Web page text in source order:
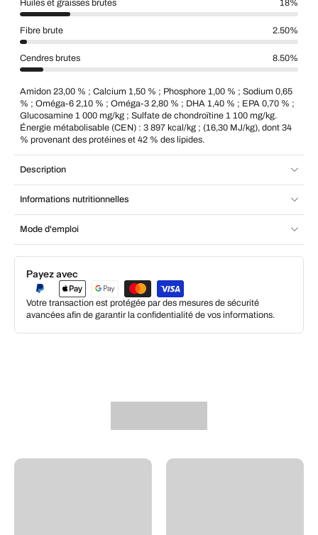
Huiles et graisses brutes 18%
Fibre brute 2.50%
Cendres brutes 8.50%
Amidon 23,00 % ; Calcium 1,50 % ; Phosphore 1,00 % ; Sodium 0,65
% ; Oméga-6 2,10 % ; Oméga-3 2,80 % ; DHA 1,40 % ; EPA 0,70 % ;
Glucosamine 1 000 mg/kg ; Sulfate de chondroïtine 1 100 mg/kg.
Énergie métabolisable (CEN) : 3 897 kcal/kg ; (16,30 MJ/kg), dont 34
% provenant des protéines et 42 % des lipides.
Description
Informations nutritionnelles
Mode d'emploi
Payez avec
Votre transaction est protégée par des mesures de sécurité
avancées afin de garantir la confidentialité de vos informations.